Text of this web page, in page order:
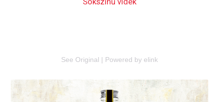
See Original | Powered by elink